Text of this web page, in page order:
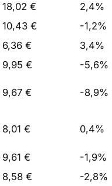
18,02 €
2,4%
10,43 €
-1,2%
6,36 €
3,4%
9,95 € -5,6%
9,67 € -8,9%
8,01 € 0,4%
9,61 €
-1,9%
8,58 €
-2,8%